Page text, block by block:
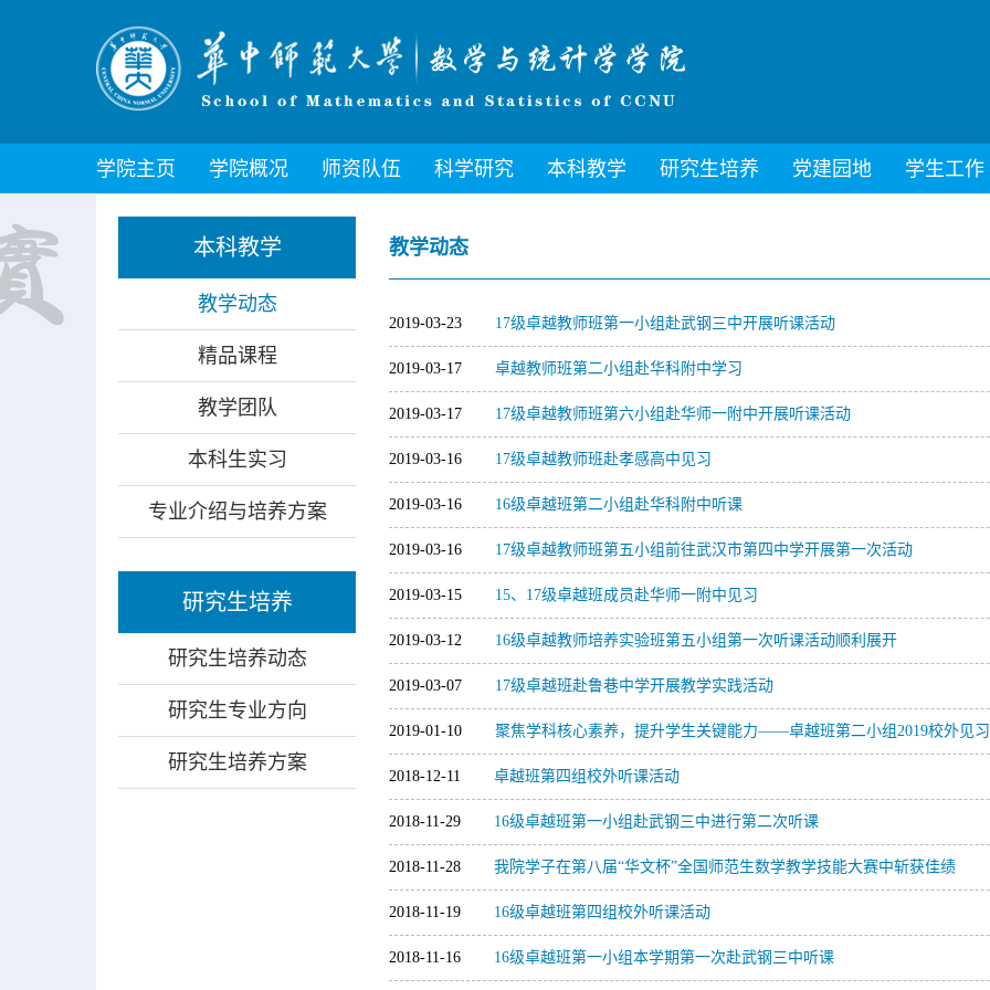
学院主页 学院概况 师资队伍 科学研究 本科教学 研究生培养 党建园地 学生工作
本科教学
教学动态
精品课程
教学团队
本科生实习
专业介绍与培养方案
研究生培养
研究生培养动态
研究生专业方向
研究生培养方案
教学动态
2019-03-23 17级卓越教师班第一小组赴武钢三中开展听课活动
2019-03-17 卓越教师班第二小组赴华科附中学习
2019-03-17 17级卓越教师班第六小组赴华师一附中开展听课活动
2019-03-16 17级卓越教师班赴孝感高中见习
2019-03-16 16级卓越班第二小组赴华科附中听课
2019-03-16 17级卓越教师班第五小组前往武汉市第四中学开展第一次活动
2019-03-15 15、17级卓越班成员赴华师一附中见习
2019-03-12 16级卓越教师培养实验班第五小组第一次听课活动顺利展开
2019-03-07 17级卓越班赴鲁巷中学开展教学实践活动
2019-01-10 聚焦学科核心素养，提升学生关键能力——卓越班第二小组2019校外见
2018-12-11 卓越班第四组校外听课活动
2018-11-29 16级卓越班第一小组赴武钢三中进行第二次听课
2018-11-28 我院学子在第八届“华文杯”全国师范生数学教学技能大赛中斩获佳绩
2018-11-19 16级卓越班第四组校外听课活动
2018-11-16 16级卓越班第一小组本学期第一次赴武钢三中听课